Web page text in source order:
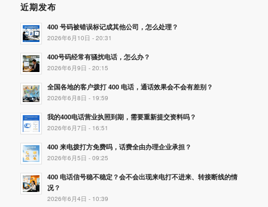
近期发布
400 号码被错误标记成其他公司，怎么处理？
2026年6月10日 - 20:31
400号码经常有骚扰电话，怎么办？
2026年6月9日 - 20:15
全国各地的客户拨打 400 电话，通话效果会不会有差别？
2026年6月8日 - 19:59
我的400电话营业执照到期，需要重新提交资料吗？
2026年6月7日 - 16:51
400 来电拨打方免费吗，话费全由办理企业承担？
2026年6月5日 - 09:25
400 电话信号稳不稳定？会不会出现来电打不进来、转接断线的情
况？
2026年6月4日 - 10:39